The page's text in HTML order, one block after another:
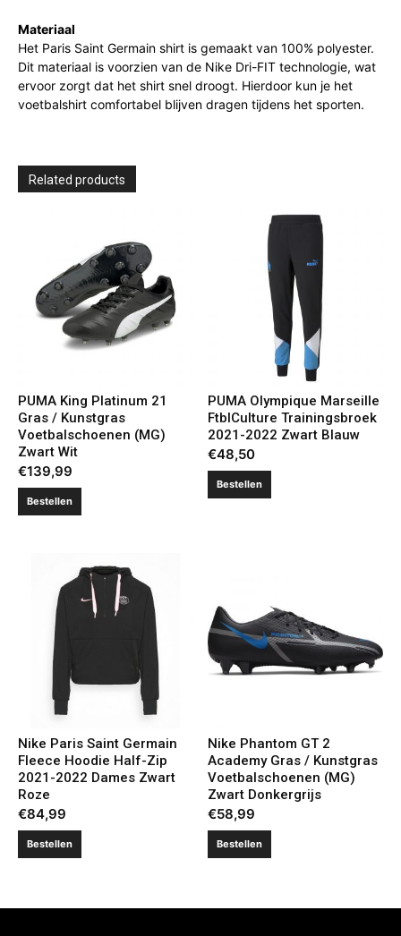
Materiaal
Het Paris Saint Germain shirt is gemaakt van 100% polyester.
Dit materiaal is voorzien van de Nike Dri-FIT technologie, wat
ervoor zorgt dat het shirt snel droogt. Hierdoor kun je het
voetbalshirt comfortabel blijven dragen tijdens het sporten.
Related products
PUMA King Platinum 21
Gras / Kunstgras
Voetbalschoenen (MG)
Zwart Wit
€139,99
Bestellen
PUMA Olympique Marseille
FtblCulture Trainingsbroek
2021-2022 Zwart Blauw
€48,50
Bestellen
Nike Paris Saint Germain
Fleece Hoodie Half-Zip
2021-2022 Dames Zwart
Roze
€84,99
Bestellen
Nike Phantom GT 2
Academy Gras / Kunstgras
Voetbalschoenen (MG)
Zwart Donkergrijs
€58,99
Bestellen